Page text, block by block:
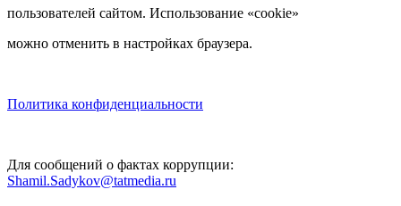
пользователей сайтом. Использование «cookie»
можно отменить в настройках браузера.
Политика конфиденциальности
Для сообщений о фактах коррупции:
Shamil.Sadykov@tatmedia.ru